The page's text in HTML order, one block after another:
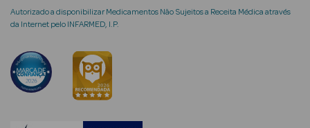
Ver Tudo
Cosmética
Rosto
Autorizado a disponibilizar Medicamentos Não Sujeitos a Receita Médica através
da Internet pelo INFARMED, I.P.